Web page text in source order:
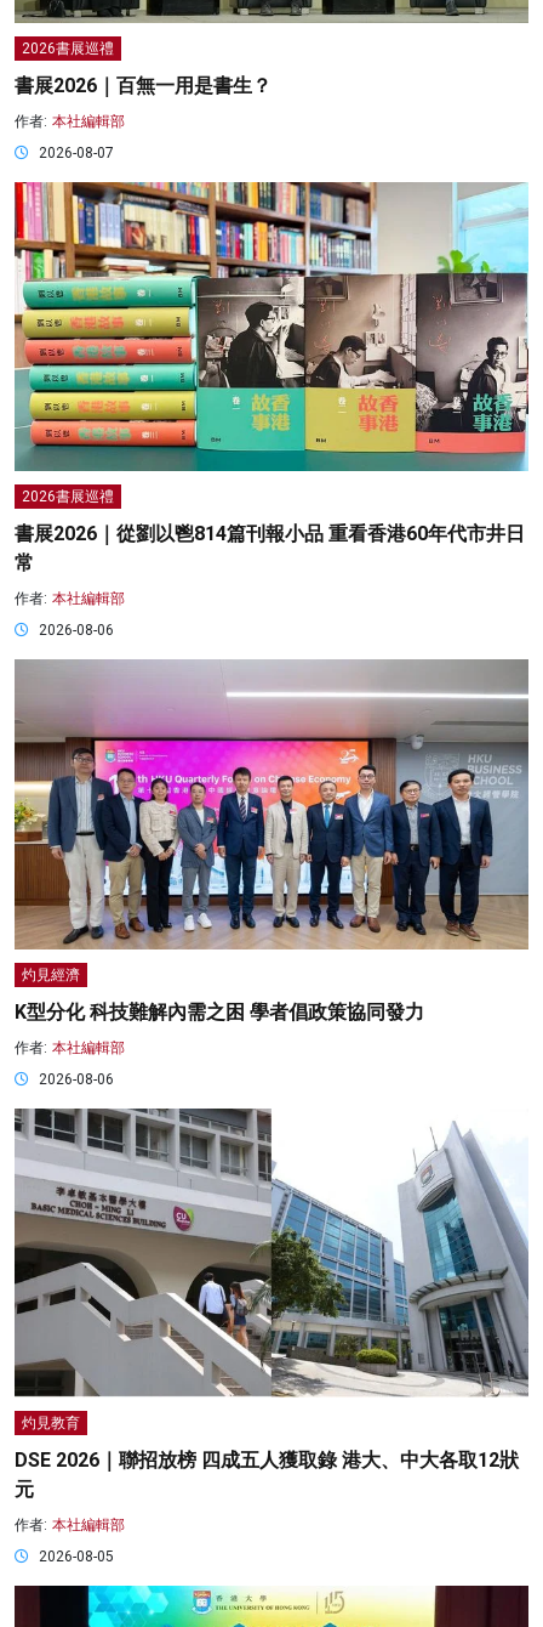
2026書展巡禮
書展2026｜百無一用是書生？
作者: 本社編輯部
2026-08-07
2026書展巡禮
書展2026｜從劉以鬯814篇刊報小品 重看香港60年代市井日
常
作者: 本社編輯部
2026-08-06
灼見經濟
K型分化 科技難解內需之困 學者倡政策協同發力
作者: 本社編輯部
2026-08-06
灼見教育
DSE 2026｜聯招放榜 四成五人獲取錄 港大、中大各取12狀
元
作者: 本社編輯部
2026-08-05